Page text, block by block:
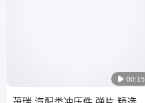
 00:15